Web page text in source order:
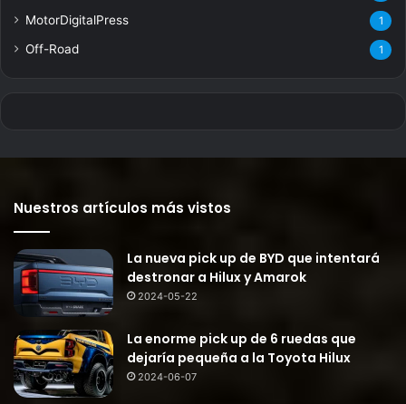
MotorDigitalPress 1
Off-Road 1
Nuestros artículos más vistos
La nueva pick up de BYD que intentará
destronar a Hilux y Amarok
2024-05-22
La enorme pick up de 6 ruedas que
dejaría pequeña a la Toyota Hilux
2024-06-07